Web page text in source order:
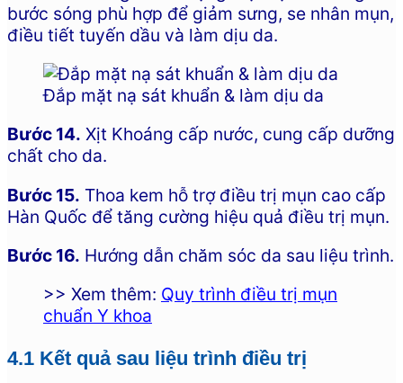
bước sóng phù hợp để giảm sưng, se nhân mụn,
điều tiết tuyến dầu và làm dịu da.
Đắp mặt nạ sát khuẩn & làm dịu da
Bước 14. Xịt Khoáng cấp nước, cung cấp dưỡng
chất cho da.
Bước 15. Thoa kem hỗ trợ điều trị mụn cao cấp
Hàn Quốc để tăng cường hiệu quả điều trị mụn.
Bước 16. Hướng dẫn chăm sóc da sau liệu trình.
>> Xem thêm: Quy trình điều trị mụn
chuẩn Y khoa
4.1 Kết quả sau liệu trình điều trị